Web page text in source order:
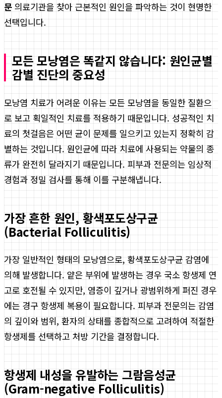
문 의료기관을 찾아 근본적인 원인을 파악하는 것이 현명한
선택입니다.
모든 모낭염은 똑같지 않습니다: 원인균별
감별 진단의 중요성
모낭염 치료가 어려운 이유는 모든 모낭염을 동일한 질환으
로 보고 획일적인 치료를 적용하기 때문입니다. 성공적인 치
료의 첫걸음은 어떤 균이 문제를 일으키고 있는지 정확히 감
별하는 것입니다. 원인균에 따라 치료에 사용되는 약물의 종
류가 완전히 달라지기 때문입니다. 피부과 전문의는 임상적
경험과 정밀 검사를 통해 이를 구분해냅니다.
가장 흔한 원인, 황색포도상구균
(Bacterial Folliculitis)
가장 일반적인 형태의 모낭염으로, 황색포도상구균 감염에
의해 발생합니다. 얕은 부위에 발생하는 경우 국소 항생제 연
고로 호전될 수 있지만, 염증이 깊거나 광범위하게 퍼진 경우
에는 경구 항생제 복용이 필요합니다. 피부과 전문의는 감염
의 깊이와 범위, 환자의 상태를 종합적으로 고려하여 적절한
항생제를 선택하고 처방 기간을 결정합니다.
항생제 내성을 유발하는 그람음성균
(Gram-negative Folliculitis)